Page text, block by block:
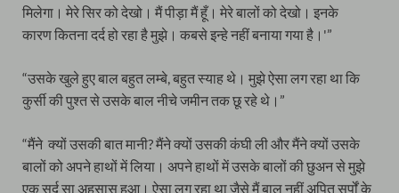
मिलेगा। मेरे सिर को देखो। मैं पीड़ा मैं हूँ। मेरे बालों को देखो। इनके
कारण कितना दर्द हो रहा है मुझे। कबसे इन्हे नहीं बनाया गया है।'”
“उसके खुले हुए बाल बहुत लम्बे, बहुत स्याह थे। मुझे ऐसा लग रहा था कि
कुर्सी की पुश्त से उसके बाल नीचे जमीन तक छू रहे थे।”
“मैंने क्यों उसकी बात मानी? मैंने क्यों उसकी कंघी ली और मैंने क्यों उसके
बालों को अपने हाथों में लिया। अपने हाथों में उसके बालों की छुअन से मुझे
एक सर्द सा अहसास हुआ। ऐसा लग रहा था जैसे मैं बाल नहीं अपितु सर्पों के